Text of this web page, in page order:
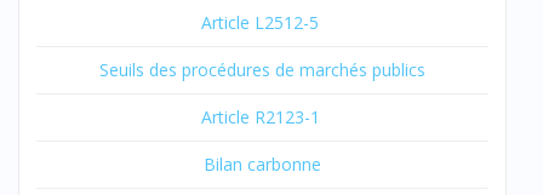
Article L2512-5
Seuils des procédures de marchés publics
Article R2123-1
Bilan carbonne